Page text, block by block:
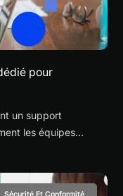
pour
un support
les équipes
Sécurité Et Conformité